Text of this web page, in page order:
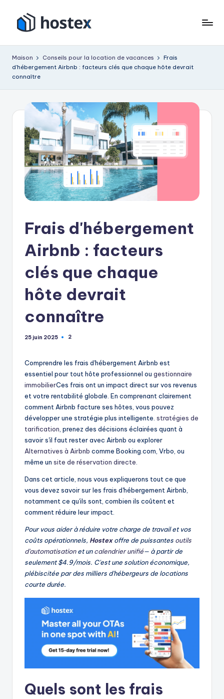
Accéder
contenu
o
s
t
e
location
de
pilotage
automatique
avec
l'IA
Maison Conseils pour la location de vacances
Frais
d'hébergement Airbnb : facteurs clés que chaque hôte devrait
connaître
Frais d'hébergement
Airbnb : facteurs
clés que chaque
hôte devrait
connaître
25 juin 2025 2
Comprendre les frais d'hébergement Airbnb est
essentiel pour tout hôte professionnel ou gestionnaire
immobilierCes frais ont un impact direct sur vos revenus
et votre rentabilité globale. En comprenant clairement
comment Airbnb facture ses hôtes, vous pouvez
développer une stratégie plus intelligente. stratégies de
tarification , prenez des décisions éclairées quant à
savoir s'il faut rester avec Airbnb ou explorer
Alternatives à Airbnb comme Booking.com, Vrbo, ou
même un site de réservation directe
Dans cet article, nous vous expliquerons tout ce que
vous devez savoir sur les frais d'hébergement Airbnb,
notamment ce qu'ils sont, combien ils coûtent et
comment réduire leur impact.
Pour vous aider à réduire votre charge de travail et vos
coûts opérationnels, Hostexoffre de puissantes outils
d'automatisationet uncalendrier unifié— à partir de
seulement $4.9/mois. C'est une solution économique,
plébiscitée par des milliers d'hébergeurs de locations
courte durée.
Quels sont les frais